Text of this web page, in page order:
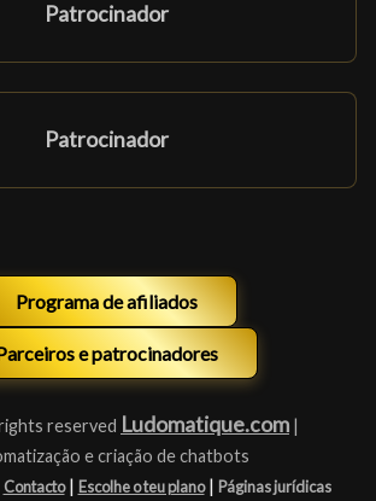
Patrocinador
Patrocinador
Programa de afiliados
e patrocinadores
reserved Ludomatique.com |
e criação de chatbots
Contacto | Escolhe o teu plano | Páginas jurídicas